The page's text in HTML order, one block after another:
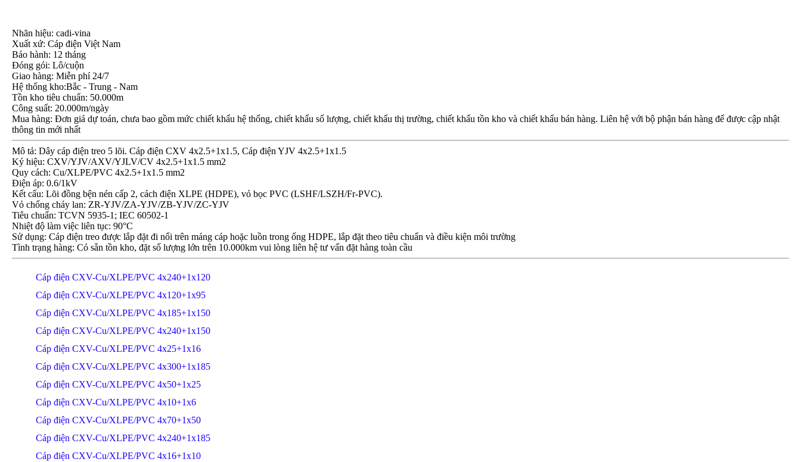
Nhãn hiệu: cadi-vina
Xuất xứ: Cáp điện Việt Nam
Bảo hành: 12 tháng
Đóng gói: Lô/cuộn
Giao hàng: Miễn phí 24/7
Hệ thống kho:Bắc - Trung - Nam
Tồn kho tiêu chuẩn: 50.000m
Công suất: 20.000m/ngày
Mua hàng: Đơn giá dự toán, chưa bao gồm mức chiết khấu hệ thống, chiết khấu số lượng, chiết khấu thị trường, chiết khấu tồn kho và chiết khấu bán hàng. Liên hệ với bộ phận bán hàng để được cập nhật
thông tin mới nhất
Mô tả: Dây cáp điện treo 5 lõi. Cáp điện CXV 4x2.5+1x1.5, Cáp điện YJV 4x2.5+1x1.5
Ký hiệu: CXV/YJV/AXV/YJLV/CV 4x2.5+1x1.5 mm2
Quy cách: Cu/XLPE/PVC 4x2.5+1x1.5 mm2
Điện áp: 0.6/1kV
Kết cấu: Lõi đồng bện nén cấp 2, cách điện XLPE (HDPE), vỏ bọc PVC (LSHF/LSZH/Fr-PVC).
Vỏ chống cháy lan: ZR-YJV/ZA-YJV/ZB-YJV/ZC-YJV
Tiêu chuẩn: TCVN 5935-1; IEC 60502-1
Nhiệt độ làm việc liên tục: 90°C
Sử dụng: Cáp điện treo được lắp đặt đi nổi trên máng cáp hoặc luồn trong ống HDPE, lắp đặt theo tiêu chuẩn và điều kiện môi trường
Tình trạng hàng: Có sẵn tồn kho, đặt số lượng lớn trên 10.000km vui lòng liên hệ tư vấn đặt hàng toàn cầu
Cáp điện CXV-Cu/XLPE/PVC 4x240+1x120
Cáp điện CXV-Cu/XLPE/PVC 4x120+1x95
Cáp điện CXV-Cu/XLPE/PVC 4x185+1x150
Cáp điện CXV-Cu/XLPE/PVC 4x240+1x150
Cáp điện CXV-Cu/XLPE/PVC 4x25+1x16
Cáp điện CXV-Cu/XLPE/PVC 4x300+1x185
Cáp điện CXV-Cu/XLPE/PVC 4x50+1x25
Cáp điện CXV-Cu/XLPE/PVC 4x10+1x6
Cáp điện CXV-Cu/XLPE/PVC 4x70+1x50
Cáp điện CXV-Cu/XLPE/PVC 4x240+1x185
Cáp điện CXV-Cu/XLPE/PVC 4x16+1x10